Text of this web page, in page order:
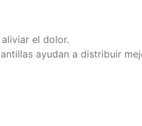
el dolor.
ayudan a distribuir